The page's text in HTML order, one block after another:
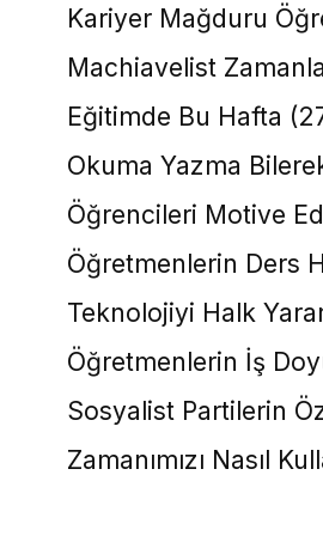
Kariyer Mağduru
Machiavelist
Eğitimde Bu Hafta
Okuma Yazma
Öğrencileri Motive
Öğretmenlerin Ders
Teknolojiyi Halk
Öğretmenlerin İş
Sosyalist Partilerin
Zamanımızı Nasıl